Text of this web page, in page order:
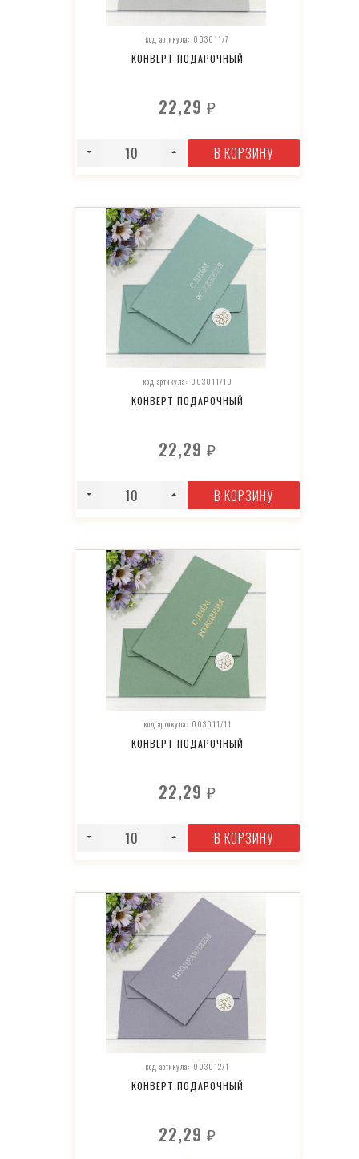
код артикула: 003011/7
КОНВЕРТ ПОДАРОЧНЫЙ
22,29₽
В КОРЗИНУ
код артикула: 003011/10
КОНВЕРТ ПОДАРОЧНЫЙ
22,29₽
В КОРЗИНУ
код артикула: 003011/11
КОНВЕРТ ПОДАРОЧНЫЙ
22,29₽
В КОРЗИНУ
код артикула: 003012/1
КОНВЕРТ ПОДАРОЧНЫЙ
22,29₽